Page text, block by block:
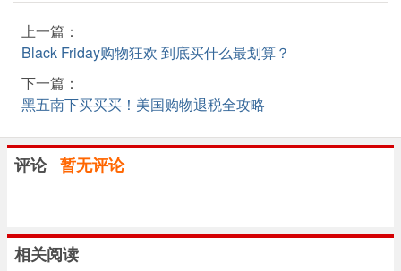
上一篇：
Black Friday购物狂欢 到底买什么最划算？
下一篇：
黑五南下买买买！美国购物退税全攻略
评论 暂无评论
相关阅读